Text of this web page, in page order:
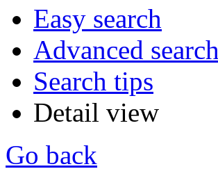
Easy search
Advanced search
Search tips
Detail view
Go back